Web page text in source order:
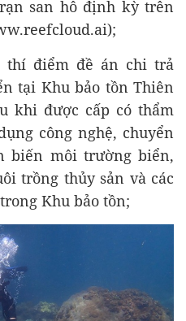
san hô định kỳ trên
thí điểm đề án chi trả
tại Khu bảo tồn Thiên
khi được cấp có thẩm
công nghệ, chuyển
biến môi trường biển,
trồng thủy sản và các
Khu bảo tồn;